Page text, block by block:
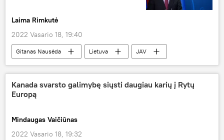
Laima Rimkutė
2022 Vasario 18, 19:40
Gitanas Nausėda Lietuva
JAV
Politika
Kamala Harris
Kanada svarsto galimybę siųsti daugiau karių į Rytų
Europą
Mindaugas Vaičiūnas
2022 Vasario 18, 19:32